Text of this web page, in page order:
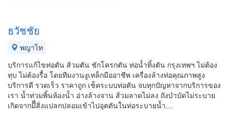
ธวัชชัย
พญาไท
บริการแก้ไขท่อตัน ส้วมตัน ชักโครกตัน ท่อน้ำทิ้งตัน กรุงเทพฯ ไม่ต้อง
ทุบ ไม่ต้องรื้อ โดยทีมงานงูเหล็กมืออาชีพ เครื่องล้างท่อคุณภาพสูง
บริการดี รวดเร็ว ราคาถูก เช็คระบบท่อตัน จบทุกปัญหาจากบริการของ
เรา น้ำท่วมพิ้นห้องน้ำ อ่างล้างจาน ส้วมลาดไม่ลง ถังบำบัดไม่ระบาย
เกิดจากมึีสิ่งแปลกปลอมเข้าไปอุตตันในท่อระบายน้ำ…